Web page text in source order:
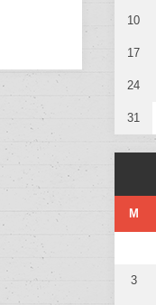
10
17
24
31
M
3